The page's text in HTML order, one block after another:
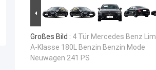
Großes Bild : 4 Tür Mercedes Benz
A-Klasse 180L Benzin Benzin Mode
Neuwagen 241 PS